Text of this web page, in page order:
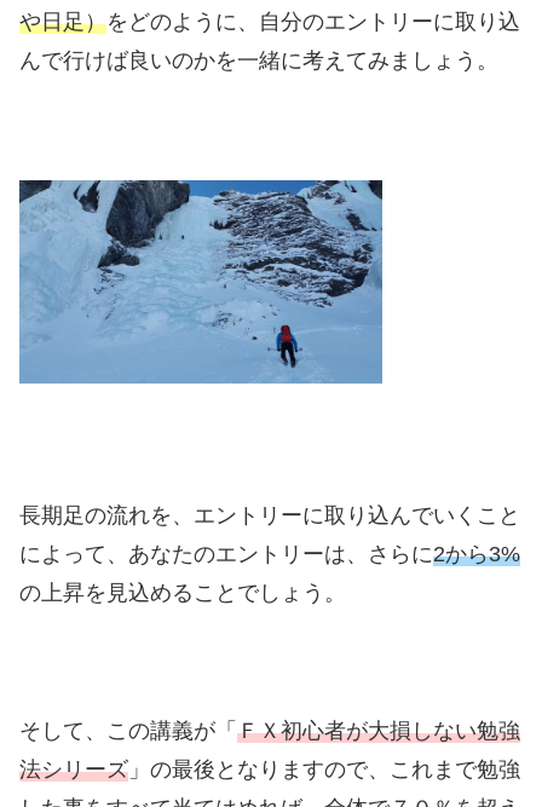
や日足）をどのように、自分のエントリーに取り込
んで行けば良いのかを一緒に考えてみましょう。
長期足の流れを、エントリーに取り込んでいくこと
によって、あなたのエントリーは、さらに2から3%
の上昇を見込めることでしょう。
そして、この講義が「 ＦＸ初心者が大損しない勉強
法シリーズ 」の最後となりますので、これまで勉強